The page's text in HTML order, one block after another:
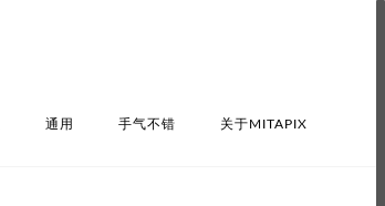
通用 手气不错 关于MITAPIX